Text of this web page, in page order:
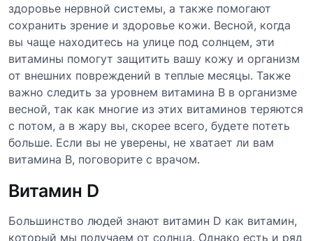
здоровье нервной системы, а также помогают
сохранить зрение и здоровье кожи. Весной, когда
вы чаще находитесь на улице под солнцем, эти
витамины помогут защитить вашу кожу и организм
от внешних повреждений в теплые месяцы. Также
важно следить за уровнем витамина B в организме
весной, так как многие из этих витаминов теряются
с потом, а в жару вы, скорее всего, будете потеть
больше. Если вы не уверены, не хватает ли вам
витамина B, поговорите с врачом.
Витамин D
Большинство людей знают витамин D как витамин,
который мы получаем от солнца. Однако есть и ряд